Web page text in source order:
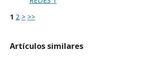
1 2 > >>
Artículos similares